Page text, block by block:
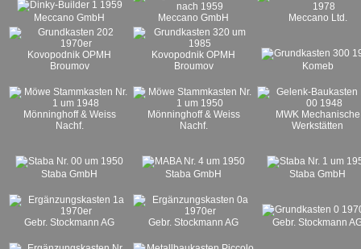
Meccano GmbH Meccano GmbH Meccano Ltd.
Kovopodnik OPMH
Broumov
Kovopodnik OPMH
Broumov
Komeb
Mönninghoff & Weiss
Nachf.
Mönninghoff & Weiss
Nachf.
MWK Mechanische
Werkstätten
Staba GmbH Staba GmbH Staba GmbH
Gebr. Stockmann AG Gebr. Stockmann AG Gebr. Stockmann